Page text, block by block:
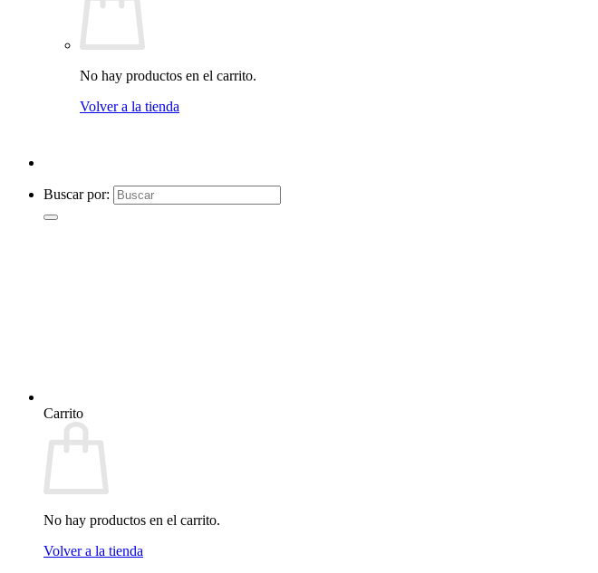
No hay productos en el carrito.
Volver a la tienda
Buscar por:
Carrito
No hay productos en el carrito.
Volver a la tienda